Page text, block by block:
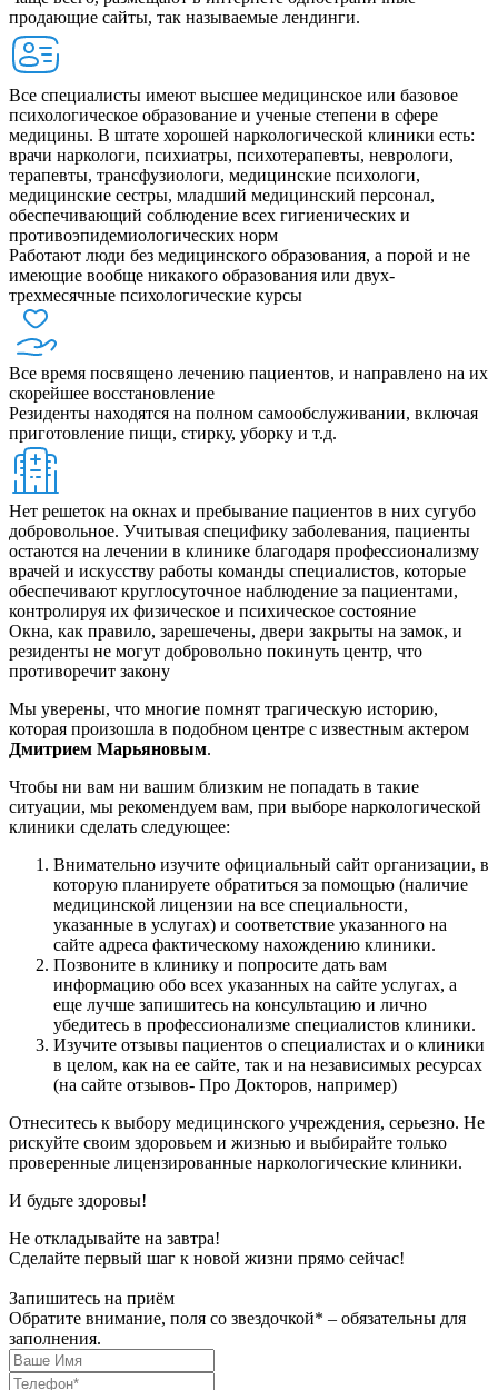
продающие сайты, так называемые лендинги.
Все специалисты имеют высшее медицинское или базовое
психологическое образование и ученые степени в сфере
медицины. В штате хорошей наркологической клиники есть:
врачи наркологи, психиатры, психотерапевты, неврологи,
терапевты, трансфузиологи, медицинские психологи,
медицинские сестры, младший медицинский персонал,
обеспечивающий соблюдение всех гигиенических и
противоэпидемиологических норм
Работают люди без медицинского образования, а порой и не
имеющие вообще никакого образования или двух-
трехмесячные психологические курсы
Все время посвящено лечению пациентов, и направлено на их
скорейшее восстановление
Резиденты находятся на полном самообслуживании, включая
приготовление пищи, стирку, уборку и т.д.
Нет решеток на окнах и пребывание пациентов в них сугубо
добровольное. Учитывая специфику заболевания, пациенты
остаются на лечении в клинике благодаря профессионализму
врачей и искусству работы команды специалистов, которые
обеспечивают круглосуточное наблюдение за пациентами,
контролируя их физическое и психическое состояние
Окна, как правило, зарешечены, двери закрыты на замок, и
резиденты не могут добровольно покинуть центр, что
противоречит закону
Мы уверены, что многие помнят трагическую историю,
которая произошла в подобном центре с известным актером
Дмитрием Марьяновым.
Чтобы ни вам ни вашим близким не попадать в такие
ситуации, мы рекомендуем вам, при выборе наркологической
клиники сделать следующее:
Внимательно изучите официальный сайт организации, в
которую планируете обратиться за помощью (наличие
медицинской лицензии на все специальности,
указанные в услугах) и соответствие указанного на
сайте адреса фактическому нахождению клиники.
Позвоните в клинику и попросите дать вам
информацию обо всех указанных на сайте услугах, а
еще лучше запишитесь на консультацию и лично
убедитесь в профессионализме специалистов клиники.
Изучите отзывы пациентов о специалистах и о клиники
в целом, как на ее сайте, так и на независимых ресурсах
(на сайте отзывов- Про Докторов, например)
Отнеситесь к выбору медицинского учреждения, серьезно. Не
рискуйте своим здоровьем и жизнью и выбирайте только
проверенные лицензированные наркологические клиники.
И будьте здоровы!
Не откладывайте на завтра!
Сделайте первый шаг к новой жизни прямо сейчас!
Запишитесь на приём
Обратите внимание, поля со звездочкой* – обязательны для
заполнения.